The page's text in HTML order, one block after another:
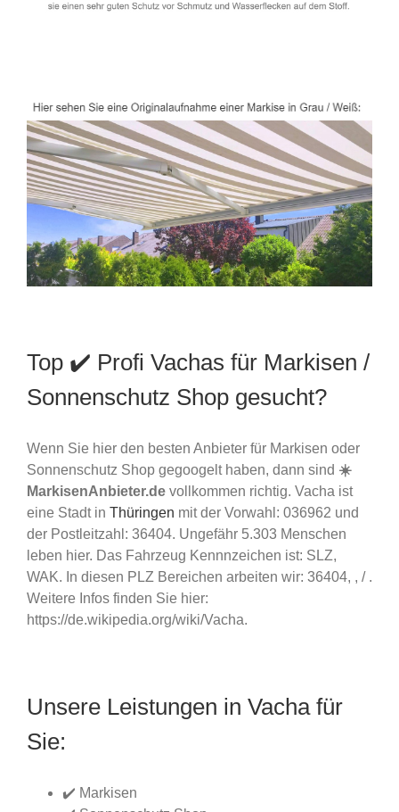
Top ✔️ Profi Vachas für Markisen /
Sonnenschutz Shop gesucht?
Wenn Sie hier den besten Anbieter für Markisen oder
Sonnenschutz Shop gegoogelt haben, dann sind ☀️
MarkisenAnbieter.de vollkommen richtig. Vacha ist
eine Stadt in Thüringen mit der Vorwahl: 036962 und
der Postleitzahl: 36404. Ungefähr 5.303 Menschen
leben hier. Das Fahrzeug Kennnzeichen ist: SLZ,
WAK. In diesen PLZ Bereichen arbeiten wir: 36404, , / .
Weitere Infos finden Sie hier:
https://de.wikipedia.org/wiki/Vacha.
Unsere Leistungen in Vacha für
Sie:
✔️ Markisen